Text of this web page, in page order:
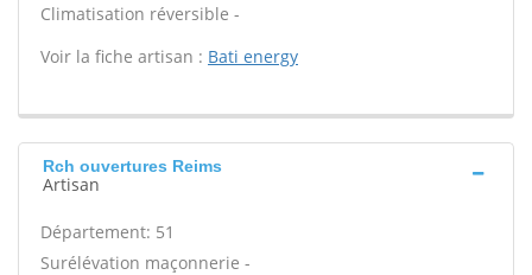
Climatisation réversible -
Voir la fiche artisan : Bati energy
Rch ouvertures Reims
Artisan
Département: 51
Surélévation maçonnerie -